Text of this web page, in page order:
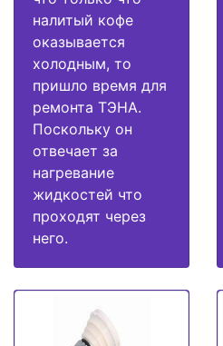
налитый кофе
оказывается
холодным, то
пришло время для
ремонта ТЭНА.
Поскольку он
отвечает за
нагревание
жидкостей что
проходят через
него.